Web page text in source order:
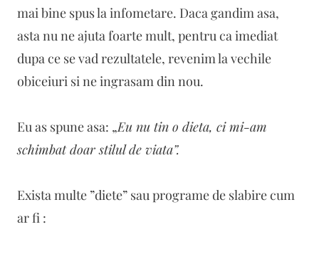
mai bine spus la infometare. Daca gandim asa,
asta nu ne ajuta foarte mult, pentru ca imediat
dupa ce se vad rezultatele, revenim la vechile
obiceiuri si ne ingrasam din nou.
Eu as spune asa: „Eu nu tin o dieta, ci mi-am
schimbat doar stilul de viata”.
Exista multe ”diete” sau programe de slabire cum
ar fi :